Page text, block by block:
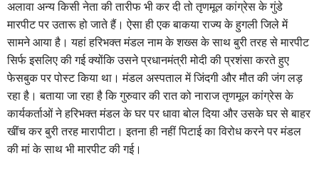
अलावा अन्य किसी नेता की तारीफ भी कर दी तो तृणमूल कांग्रेस के गुंडे
मारपीट पर उतारू हो जाते हैं। ऐसा ही एक बाकया राज्य के हुगली जिले में
सामने आया है। यहां हरिभक्त मंडल नाम के शख्स के साथ बुरी तरह से मारपीट
सिर्फ इसलिए की गई क्योंकि उसने प्रधानमंत्री मोदी की प्रशंसा करते हुए
फेसबुक पर पोस्ट किया था। मंडल अस्पताल में जिंदगी और मौत की जंग लड़
रहा है। बताया जा रहा है कि गुरुवार की रात को नाराज तृणमूल कांग्रेस के
कार्यकर्ताओं ने हरिभक्त मंडल के घर पर धावा बोल दिया और उसके घर से बाहर
खींच कर बुरी तरह मारापीटा। इतना ही नहीं पिटाई का विरोध करने पर मंडल
की मां के साथ भी मारपीट की गई।